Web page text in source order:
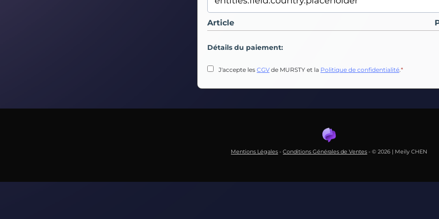
Article
Détails du paiement:
J'accepte les CGV de MURSTY et la Politique de confidentialité.*
Mentions Légales -Conditions Générales de Ventes - © 2026 | Meily CHEN